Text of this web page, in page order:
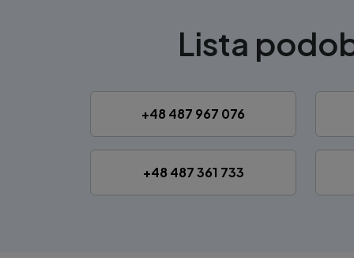
Lista
+48 487 967 076
+48 487 361 733